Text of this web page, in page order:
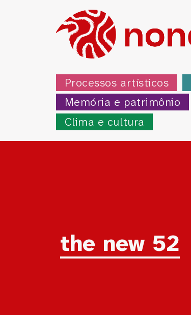
Processos artísticos
Memória e patrimônio
Clima e cultura
Tag:
the new 52